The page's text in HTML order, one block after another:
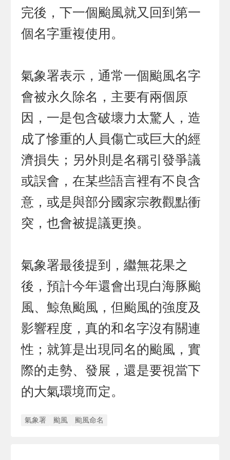
完後，下一個颱風就又回到第一
個名字重複使用。
氣象署表示，通常一個颱風名字
會被永久除名，主要有兩個原
因，一是包含破壞力太驚人，造
成了慘重的人員傷亡或巨大的經
濟損失；另外則是名稱引發爭議
或誤會，在某些語言裡有不良含
意，或是與部分國家宗教觀點衝
突，也會被提議更換。
氣象署最後提到，繼無花果之
後，預計今年還會出現白海豚颱
風、鯨魚颱風，但颱風的強度及
影響程度，真的和名字沒有關連
性；就算是出現同名的颱風，實
際的走勢、發展，還是要視當下
的大氣環境而定。
氣象署 颱風 颱風命名